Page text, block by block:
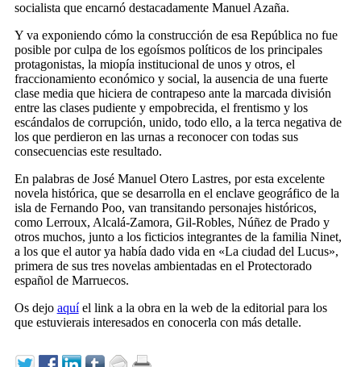
socialista que encarnó destacadamente Manuel Azaña.
Y va exponiendo cómo la construcción de esa República no fue
posible por culpa de los egoísmos políticos de los principales
protagonistas, la miopía institucional de unos y otros, el
fraccionamiento económico y social, la ausencia de una fuerte
clase media que hiciera de contrapeso ante la marcada división
entre las clases pudiente y empobrecida, el frentismo y los
escándalos de corrupción, unido, todo ello, a la terca negativa de
los que perdieron en las urnas a reconocer con todas sus
consecuencias este resultado.
En palabras de José Manuel Otero Lastres, por esta excelente
novela histórica, que se desarrolla en el enclave geográfico de la
isla de Fernando Poo, van transitando personajes históricos,
como Lerroux, Alcalá-Zamora, Gil-Robles, Núñez de Prado y
otros muchos, junto a los ficticios integrantes de la familia Ninet,
a los que el autor ya había dado vida en «La ciudad del Lucus»,
primera de sus tres novelas ambientadas en el Protectorado
español de Marruecos.
Os dejo aquíel link a la obra en la web de la editorial para los
que estuvierais interesados en conocerla con más detalle.